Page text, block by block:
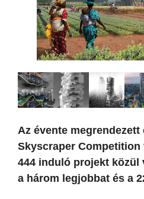
Az évente megrendezett
Skyscraper Competition
444 induló projekt közül
a három legjobbat és a